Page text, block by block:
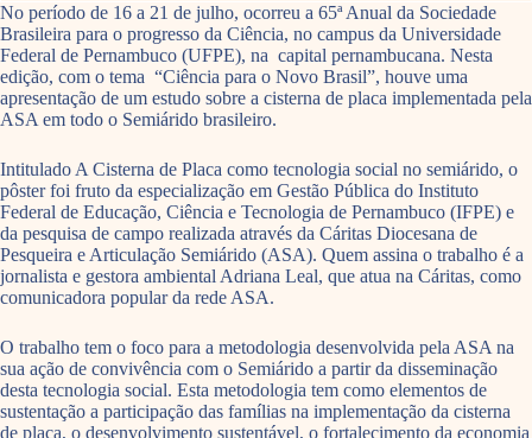
No período de 16 a 21 de julho, ocorreu a 65ª Anual da Sociedade
Brasileira para o progresso da Ciência, no campus da Universidade
Federal de Pernambuco (UFPE), na capital pernambucana. Nesta
edição, com o tema “Ciência para o Novo Brasil”, houve uma
apresentação de um estudo sobre a cisterna de placa implementada pela
ASA em todo o Semiárido brasileiro.
Intitulado A Cisterna de Placa como tecnologia social no semiárido, o
pôster foi fruto da especialização em Gestão Pública do Instituto
Federal de Educação, Ciência e Tecnologia de Pernambuco (IFPE) e
da pesquisa de campo realizada através da Cáritas Diocesana de
Pesqueira e Articulação Semiárido (ASA). Quem assina o trabalho é a
jornalista e gestora ambiental Adriana Leal, que atua na Cáritas, como
comunicadora popular da rede ASA.
O trabalho tem o foco para a metodologia desenvolvida pela ASA na
sua ação de convivência com o Semiárido a partir da disseminação
desta tecnologia social. Esta metodologia tem como elementos de
sustentação a participação das famílias na implementação da cisterna
de placa, o desenvolvimento sustentável, o fortalecimento da economia